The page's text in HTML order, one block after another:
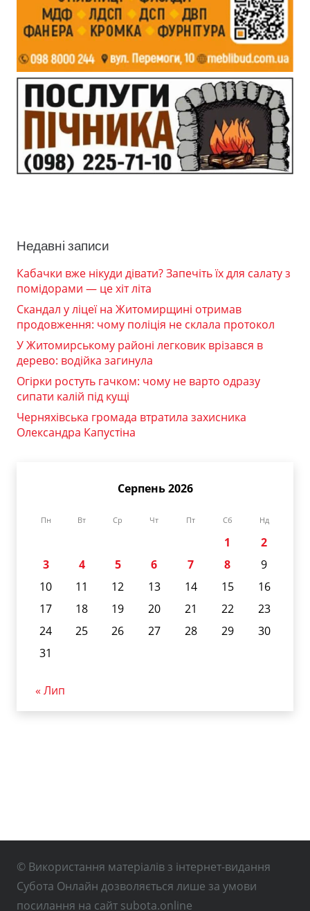
Недавні записи
Кабачки вже нікуди дівати? Запечіть їх для салату з
помідорами — це хіт літа
Скандал у ліцеї на Житомирщині отримав
продовження: чому поліція не склала протокол
У Житомирському районі легковик врізався в
дерево: водійка загинула
Огірки ростуть гачком: чому не варто одразу
сипати калій під кущі
Черняхівська громада втратила захисника
Олександра Капустіна
Серпень 2026
Пн Вт Ср Чт Пт Сб Нд
1
2
3
4 5 6 7 8
9
10
11 12 13 14 15
16
17
18 19 20 21 22
23
24
25 26 27 28 29
30
31
« Лип
© Використання матеріалів з інтернет-видання
Субота Онлайн дозволяється лише за умови
посилання на сайт subota.online